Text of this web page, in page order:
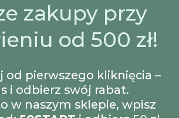
zakupy przy
od 500 zł!
od pierwszego kliknięcia –
i odbierz swój rabat.
w naszym sklepie, wpisz